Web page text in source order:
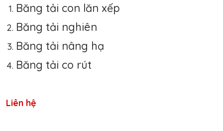
Băng tải con lăn xếp
Băng tải nghiên
Băng tải nâng hạ
Băng tải co rút
Liên hệ